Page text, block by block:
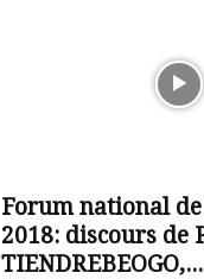
Forum national
2018: discours de
TIENDREBEOGO,...